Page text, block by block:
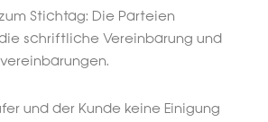
Stichtag: Die Parteien
schriftliche Vereinbarung und
und der Kunde keine Einigung